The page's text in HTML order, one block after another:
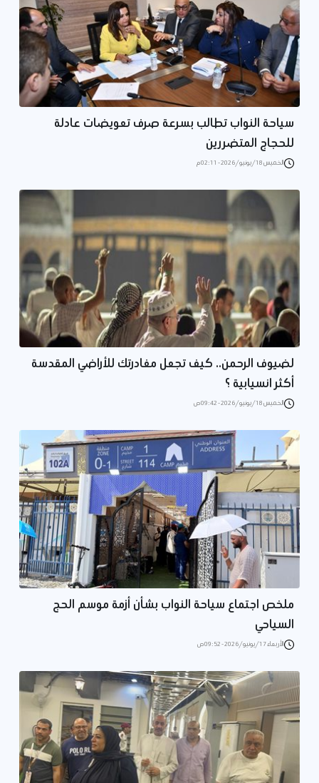
سياحة النواب تطالب بسرعة صرف تعويضات عادلة
للحجاج المتضررين
الخميس 18/يونيو/2026 - 02:11 م
لضيوف الرحمن.. كيف تجعل مغادرتك للأراضي المقدسة
أكثر انسيابية ؟
الخميس 18/يونيو/2026 - 09:42 ص
ملخص اجتماع سياحة النواب بشأن أزمة موسم الحج
السياحي
الأربعاء 17/يونيو/2026 - 09:52 ص